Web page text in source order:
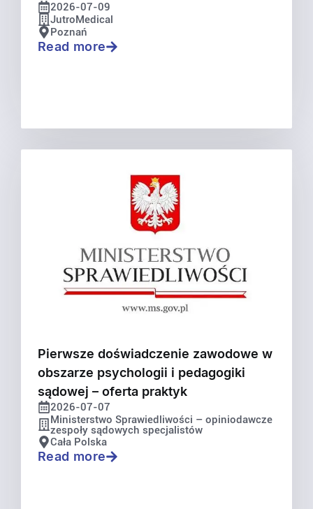
2026-07-09
JutroMedical
Poznań
Read more
Pierwsze doświadczenie zawodowe w
obszarze psychologii i pedagogiki
sądowej – oferta praktyk
2026-07-07
Ministerstwo Sprawiedliwości – opiniodawcze
zespoły sądowych specjalistów
Cała Polska
Read more